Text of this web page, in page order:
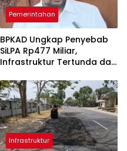
Pemerintahan
BPKAD Ungkap Penyebab
SiLPA Rp477 Miliar,
Infrastruktur Tertunda dan
Infrastruktur